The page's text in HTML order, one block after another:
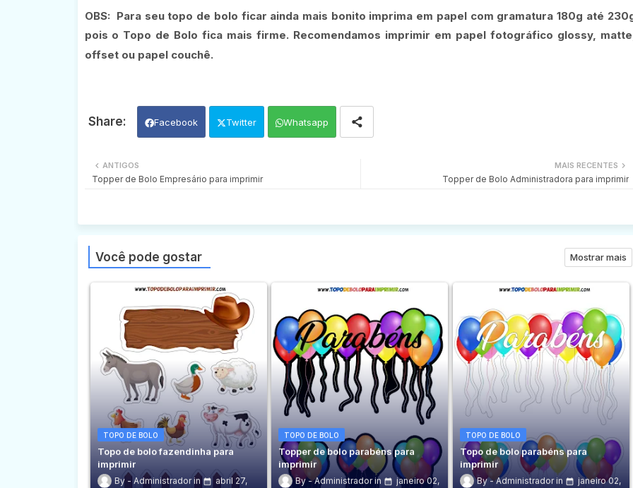
OBS: Para seu topo de bolo ficar ainda mais bonito imprima em papel com gramatura 180g até
pois o Topo de Bolo fica mais firme. Recomendamos imprimir em papel fotográfico glossy,
offset ou papel couchê.
Facebook Twitter Whatsapp
MAIS RECENTES
Topper de Bolo Administradora para imprimir
ANTIGOS
Topper de Bolo Empresário para imprimir
Você pode gostar Mostrar mais
TOPO DE BOLO
Topo de bolo fazendinha para
imprimir
Administrador
abril 27,
TOPO DE BOLO
Topper de bolo parabéns para
imprimir
Administrador
janeiro 02,
TOPO DE BOLO
Topo de bolo parabéns para
imprimir
Administrador
janeiro 02,